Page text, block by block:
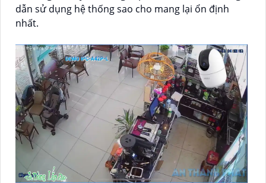
dẫn sử dụng hệ thống sao cho mang lại ổn định
nhất.